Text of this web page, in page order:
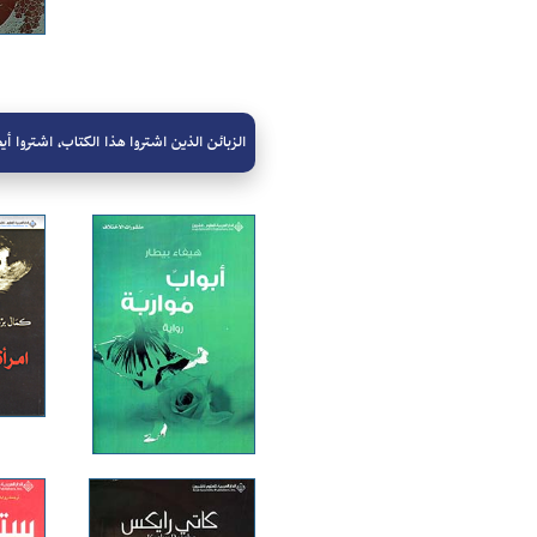
الزبائن الذين اشتروا هذا الكتاب، اشتروا